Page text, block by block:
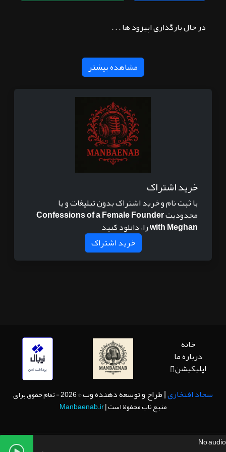
No audio
در حال بارگذاری اپیزود ها . . .
مشاهده بیشتر
خرید اشتراک
با ثبت نام و خرید اشتراک بدون تبلیغات و یا
محدودیتConfessions of a Female Founder
with Meghanرا، دانلود کنید
خرید اشتراک
خانه
درباره ما
اپلیکیشن
سجاد افتخاری| طراح و توسعه دهنده وب
© 2026 - تمام حقوق برای
منبع ناب محفوظ است |Manbaenab.ir